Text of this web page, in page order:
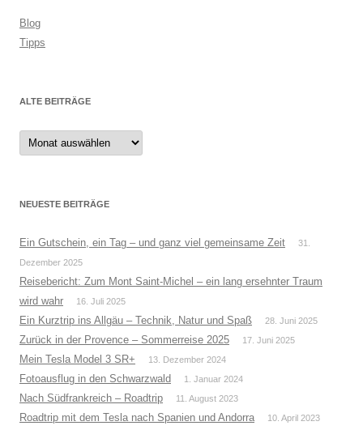
Blog
Tipps
ALTE BEITRÄGE
Alte
Beiträge
NEUESTE BEITRÄGE
Ein Gutschein, ein Tag – und ganz viel gemeinsame Zeit
31.
Dezember 2025
Reisebericht: Zum Mont Saint-Michel – ein lang ersehnter Traum
wird wahr
16. Juli 2025
Ein Kurztrip ins Allgäu – Technik, Natur und Spaß 28. Juni 2025
Zurück in der Provence – Sommerreise 2025 17. Juni 2025
Mein Tesla Model 3 SR+ 13. Dezember 2024
Fotoausflug in den Schwarzwald 1. Januar 2024
Nach Südfrankreich – Roadtrip 11. August 2023
Roadtrip mit dem Tesla nach Spanien und Andorra 10. April 2023